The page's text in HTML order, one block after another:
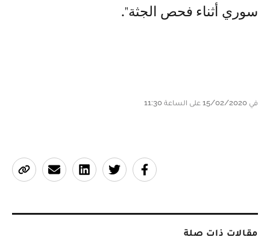
سوري أثناء فحص الجثة".
في 15/02/2020 على الساعة 11:30
مقالات ذات صلة